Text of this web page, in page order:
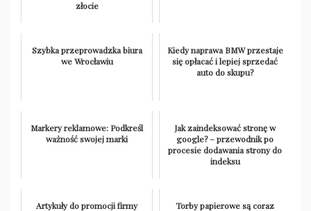
złocie
Szybka przeprowadzka biura
we Wrocławiu
Kiedy naprawa BMW przestaje
się opłacać i lepiej sprzedać
auto do skupu?
Markery reklamowe: Podkreśl
ważność swojej marki
Jak zaindeksować stronę w
google? – przewodnik po
procesie dodawania strony do
indeksu
Artykuły do promocji firmy
Torby papierowe są coraz